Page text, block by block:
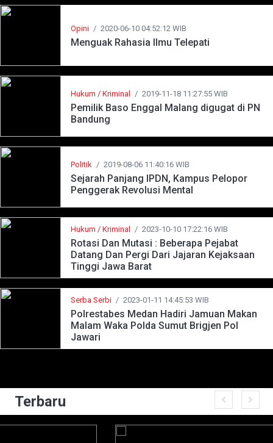
Opini / 2020-06-10 04:52:12 WIB
Menguak Rahasia Ilmu Telepati
Hukum / Kriminal / 2019-11-18 11:27:55 WIB
Pemilik Baso Enggal Malang digugat di PN
Bandung
Politik / 2019-08-06 11:40:16 WIB
Sejarah Panjang IPDN, Kampus Pelopor
Penggerak Revolusi Mental
Hukum / Kriminal / 2023-10-10 17:22:16 WIB
Rotasi Dan Mutasi : Beberapa Pejabat
Datang Dan Pergi Dari Jajaran Kejaksaan
Tinggi Jawa Barat
Serba Serbi / 2023-01-11 14:45:53 WIB
Polrestabes Medan Hadiri Jamuan Makan
Malam Waka Polda Sumut Brigjen Pol
Jawari
Terbaru